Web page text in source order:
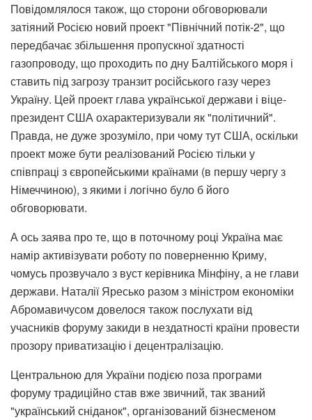
Повідомлялося також, що сторони обговорювали
затіяний Росією новий проект "Північний потік-2", що
передбачає збільшення пропускної здатності
газопроводу, що проходить по дну Балтійського моря і
ставить під загрозу транзит російського газу через
Україну. Цей проект глава української держави і віце-
президент США охарактеризували як "політичний".
Правда, не дуже зрозуміло, при чому тут США, оскільки
проект може бути реалізований Росією тільки у
співпраці з європейськими країнами (в першу чергу з
Німеччиною), з якими і логічно було б його
обговорювати.
А ось заява про те, що в поточному році Україна має
намір активізувати роботу по поверненню Криму,
чомусь прозвучало з вуст керівника Мінфіну, а не глави
держави. Наталії Яресько разом з міністром економіки
Абромавичусом довелося також послухати від
учасників форуму закиди в нездатності країни провести
прозору приватизацію і децентралізацію.
Центральною для України подією поза програми
форуму традиційно став вже звичний, так званий
"український сніданок", організований бізнесменом